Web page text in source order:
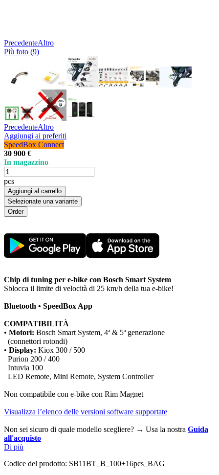
PrecedenteAltro
Più foto (9)
PrecedenteAltro
Aggiungi ai preferiti
SpeedBox Connect
30 900 €
In magazzino
pcs
Aggiungi al carrello
Selezionate una variante
Chip di tuning per e-bike con Bosch Smart System
Sblocca il limite di velocità di 25 km/h della tua e-bike!
Bluetooth • SpeedBox App
COMPATIBILITÀ
• Motori: Bosch Smart System, 4ª & 5ª generazione
(connettori rotondi)
• Display: Kiox 300 / 500
Purion 200 / 400
Intuvia 100
LED Remote, Mini Remote, System Controller
Non compatibile con e-bike con Rim Magnet
Visualizza l’elenco delle versioni software supportate
Non sei sicuro di quale modello scegliere? → Usa la nostra Guida
all'acquisto
Di più
Codice del prodotto: SB11BT_B_100+16pcs_BAG